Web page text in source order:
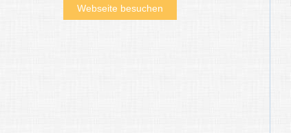
Webseite besuchen